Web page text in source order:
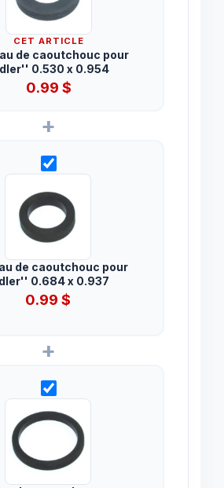
CET ARTICLE
de caoutchouc pour
0.530 x 0.954
0.99$
+
de caoutchouc pour
0.684 x 0.937
0.99 $
+